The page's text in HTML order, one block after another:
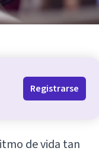
Registrarse
de vida tan